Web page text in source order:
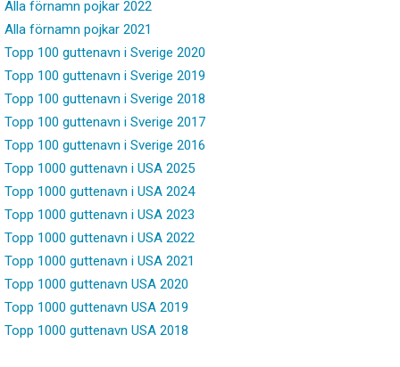
Alla förnamn pojkar 2022
Alla förnamn pojkar 2021
Topp 100 guttenavn i Sverige 2020
Topp 100 guttenavn i Sverige 2019
Topp 100 guttenavn i Sverige 2018
Topp 100 guttenavn i Sverige 2017
Topp 100 guttenavn i Sverige 2016
Topp 1000 guttenavn i USA 2025
Topp 1000 guttenavn i USA 2024
Topp 1000 guttenavn i USA 2023
Topp 1000 guttenavn i USA 2022
Topp 1000 guttenavn i USA 2021
Topp 1000 guttenavn USA 2020
Topp 1000 guttenavn USA 2019
Topp 1000 guttenavn USA 2018